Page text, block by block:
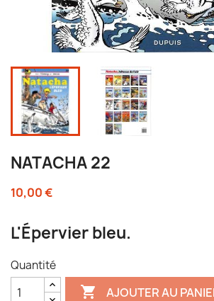
NATACHA 22
10,00 €
L'Épervier bleu.
Quantité
 AJOUTER AU